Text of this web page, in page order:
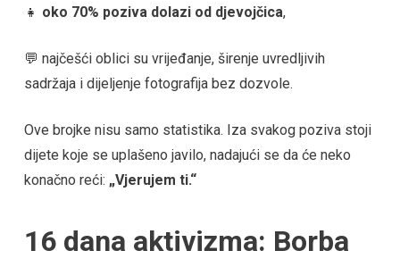
👧 oko 70% poziva dolazi od djevojčica,
💬 najčešći oblici su vrijeđanje, širenje uvredljivih
sadržaja i dijeljenje fotografija bez dozvole.
Ove brojke nisu samo statistika. Iza svakog poziva stoji
dijete koje se uplašeno javilo, nadajući se da će neko
konačno reći: „Vjerujem ti.“
16 dana aktivizma: Borba